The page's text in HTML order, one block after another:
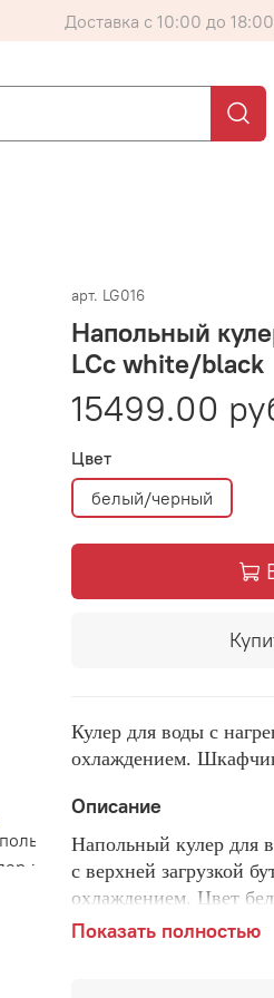
Доставка с 10:00 до 18:00
арт. LG016
Напольный
LСc white/black
15499.00
Цвет
белый/черный
Кулер для воды с
охлаждением.
Описание
Напольный кулер для
с верхней загрузкой
охлаждением. Цвет
краники "нажим
Показать полностью